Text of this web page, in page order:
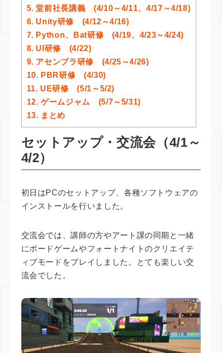
5. 堂前社長講義 (4/10～4/11、4/17～4/18)
6. Unity研修 (4/12～4/16)
7. Python、Bat研修 (4/19、4/23～4/24)
8. UI研修 (4/22)
9. アセンブラ研修 (4/25～4/26)
10. PBR研修 (4/30)
11. UE研修 (5/1～5/2)
12. ゲームジャム (5/7～5/31)
13. まとめ
セットアップ・交流会（4/1～
4/2）
初日はPCのセットアップ、各種ソフトウェアの
インストールを行いました。
交流会では、講師の方やアート課の同期と一緒
にボードゲームやフォートナイトのクリエイテ
ィブモードをプレイしました。とても楽しい交
流会でした。